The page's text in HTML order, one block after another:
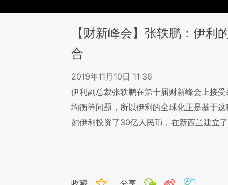
【财新峰会】张轶鹏：伊利
合
2019年11月10日 11:36
伊利副总裁张轶鹏在第十届财新峰会上接
均衡等问题，所以伊利的全球化正是基于
如伊利投资了30亿人民币，在新西兰建立